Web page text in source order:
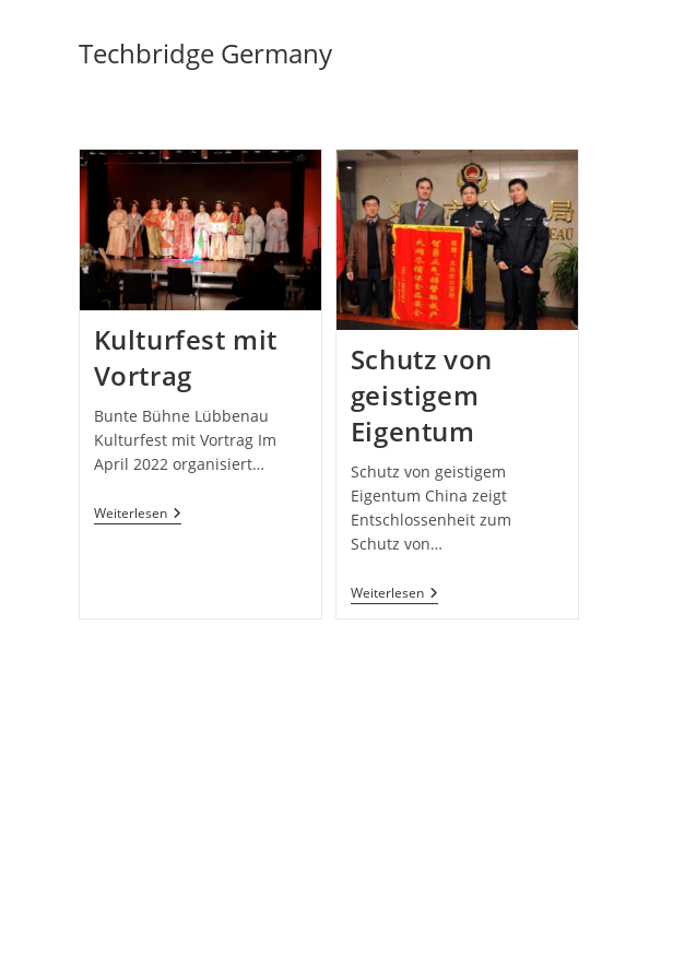
Techbridge Germany
Kulturfest mit
Vortrag
Bunte Bühne Lübbenau
Kulturfest mit Vortrag Im
April 2022 organisiert…
WeiterlesenKulturfest
Mit
Schutz von
geistigem
Eigentum
Schutz von geistigem
Eigentum China zeigt
Entschlossenheit zum
Schutz von…
WeiterlesenSchutz
Von